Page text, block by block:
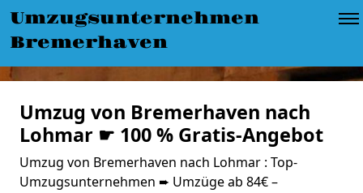
Umzugsunternehmen
Bremerhaven
Umzug von Bremerhaven nach
Lohmar ☛ 100 % Gratis-Angebot
Umzug von Bremerhaven nach Lohmar : Top-
Umzugsunternehmen ➨ Umzüge ab 84€ –